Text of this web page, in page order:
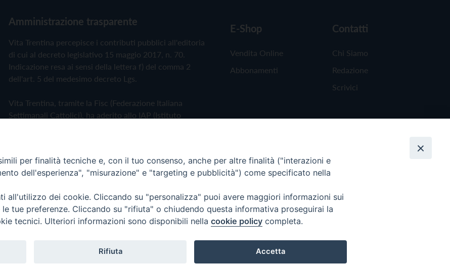
Amministrazione trasparente
Vita Trentina percepisce i contributi pubblici all'editoria
di cui al decreto legislativo 15 maggio 2017, n. 70.
Indicazione resa ai sensi della lettera f) del comma 2
dell'art. 5 del medesimo decreto Lgs.
Vita Trentina, tramite la Fisc (Federazione Italiana
Settimanali Cattolici), ha aderito allo IAP (Istituto
Privacy Policy Cookie Policy
E-Shop
Vendita Online
Abbonamenti
Contatti
Chi Siamo
Redazione
Scrivici
Editrice
per finalità tecniche e, con il tuo consenso, anche per altre finalità ("interazioni e
dell'esperienza", "misurazione" e "targeting e pubblicità") come specificato nella
all'utilizzo dei cookie. Cliccando su "personalizza" puoi avere maggiori informazioni sui
tue preferenze. Cliccando su "rifiuta" o chiudendo questa informativa proseguirai la
tecnici. Ulteriori informazioni sono disponibili nella cookie policy completa.
Rifiuta Accetta